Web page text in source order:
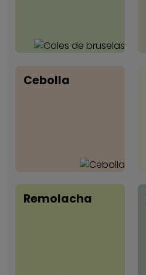
Cebolla
Remolacha